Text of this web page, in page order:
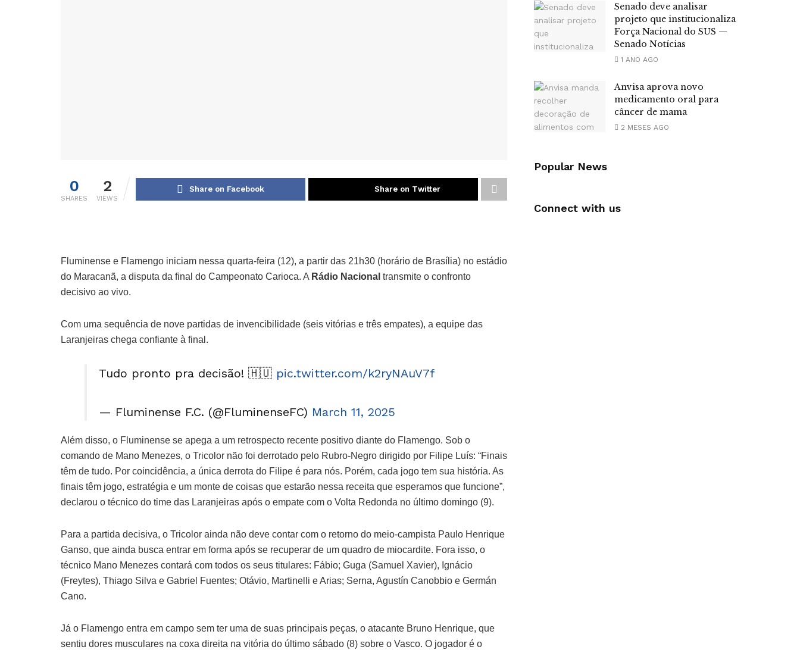
0
SHARES
2
VIEWS
Share on Facebook Share on Twitter
Fluminense e Flamengo iniciam nessa quarta-feira (12), a partir das 21h30 (horário de Brasília) no estádio
do Maracanã, a disputa da final do Campeonato Carioca. A Rádio Nacional transmite o confronto
decisivo ao vivo.
Com uma sequência de nove partidas de invencibilidade (seis vitórias e três empates), a equipe das
Laranjeiras chega confiante à final.
Tudo pronto pra decisão! 🇭🇺 pic.twitter.com/k2ryNAuV7f
— Fluminense F.C. (@FluminenseFC) March 11, 2025
Além disso, o Fluminense se apega a um retrospecto recente positivo diante do Flamengo. Sob o
comando de Mano Menezes, o Tricolor não foi derrotado pelo Rubro-Negro dirigido por Filipe Luís: “Finais
têm de tudo. Por coincidência, a única derrota do Filipe é para nós. Porém, cada jogo tem sua história. As
finais têm jogo, estratégia e um monte de coisas que estarão nessa receita que esperamos que funcione”,
declarou o técnico do time das Laranjeiras após o empate com o Volta Redonda no último domingo (9).
Para a partida decisiva, o Tricolor ainda não deve contar com o retorno do meio-campista Paulo Henrique
Ganso, que ainda busca entrar em forma após se recuperar de um quadro de miocardite. Fora isso, o
técnico Mano Menezes contará com todos os seus titulares: Fábio; Guga (Samuel Xavier), Ignácio
(Freytes), Thiago Silva e Gabriel Fuentes; Otávio, Martinelli e Arias; Serna, Agustín Canobbio e Germán
Cano.
Já o Flamengo entra em campo sem ter uma de suas principais peças, o atacante Bruno Henrique, que
sentiu dores musculares na coxa direita na vitória do último sábado (8) sobre o Vasco. O jogador é o
Senado deve analisar
projeto que institucionaliza
Força Nacional do SUS —
Senado Notícias
1 ANO AGO
Anvisa aprova novo
medicamento oral para
câncer de mama
2 MESES AGO
Popular News
Connect with us